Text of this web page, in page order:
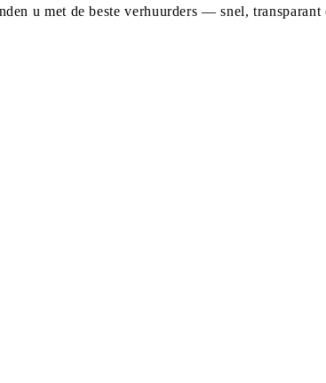
u met de beste verhuurders — snel, transparant